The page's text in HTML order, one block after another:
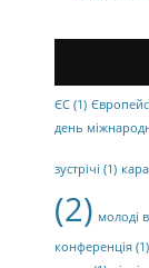
ЄС (1)
день
зустрічі (1)
(2) молоді
конференція (1)